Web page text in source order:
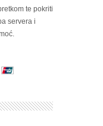
te pokriti
servera i